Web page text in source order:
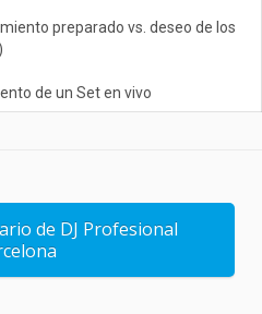
preparado vs. deseo de los
de un Set en vivo
de DJ Profesional